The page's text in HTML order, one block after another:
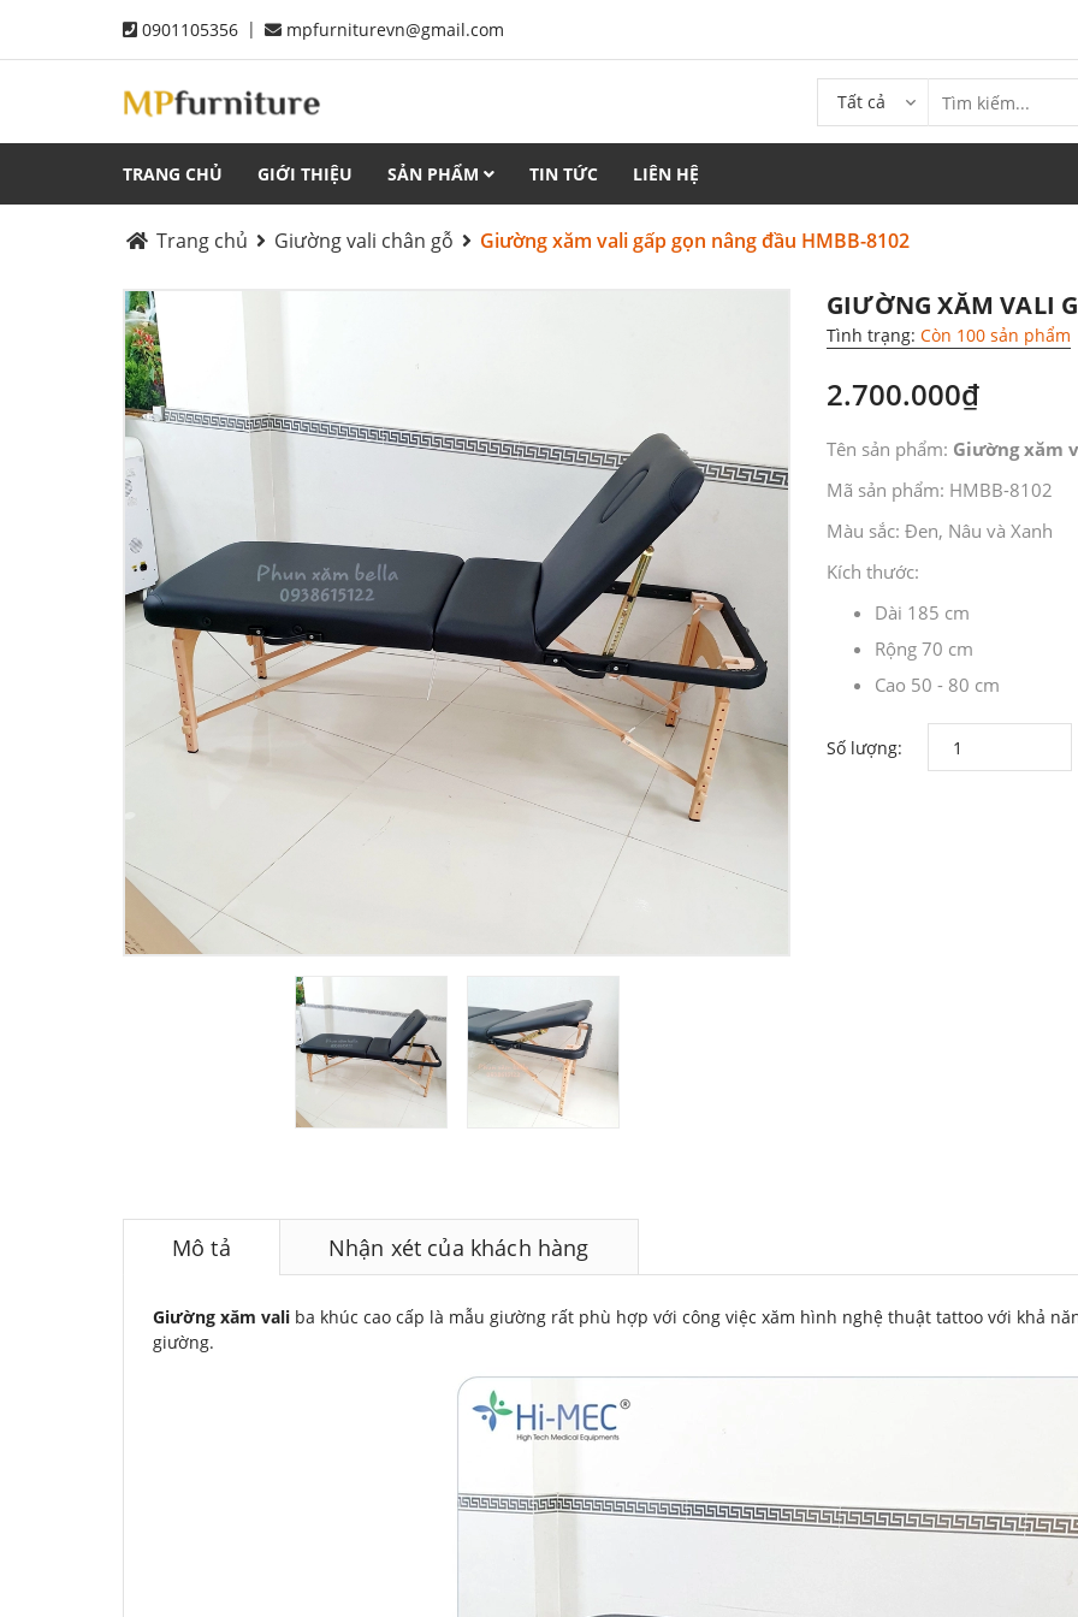
0901105356 | mpfurniturevn@gmail.com
Tất cả
TRANG CHỦ GIỚI THIỆU SẢN PHẨM TIN TỨC LIÊN HỆ
Trang chủ Giường vali chân gỗ Giường xăm vali gấp gọn nâng đầu HMBB-8102
GIƯỜNG XĂM VALI
Tình trạng: Còn 100 sản phẩm
2.700.000₫
Tên sản phẩm: Giường xăm
Mã sản phẩm: HMBB-8102
Màu sắc: Đen, Nâu và Xanh
Kích thước:
Dài 185 cm
Rộng 70 cm
Cao 50 - 80 cm
Số lượng:
Mô tả Nhận xét của khách hàng
Giường xăm vali ba khúc cao cấp là mẫu giường rất phù hợp với công việc xăm hình nghệ thuật tattoo với khả
giường.